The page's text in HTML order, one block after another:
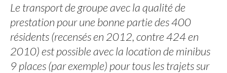
Le transport de groupe avec la qualité de
prestation pour une bonne partie des 400
résidents (recensés en 2012, contre 424 en
2010) est possible avec la location de minibus
9 places (par exemple) pour tous les trajets sur